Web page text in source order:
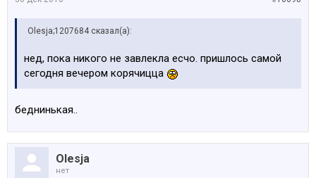
Olesja;1207684 сказал(а):
нед, пока никого не завлекла есчо. пришлось самой
сегодня вечером корячицца
беднинькая..
Olesja
нет